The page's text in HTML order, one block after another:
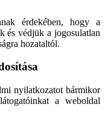
érdekében, hogy a
és védjük a jogosulatlan
hozataltól.
nyilatkozatot bármikor
a weboldal